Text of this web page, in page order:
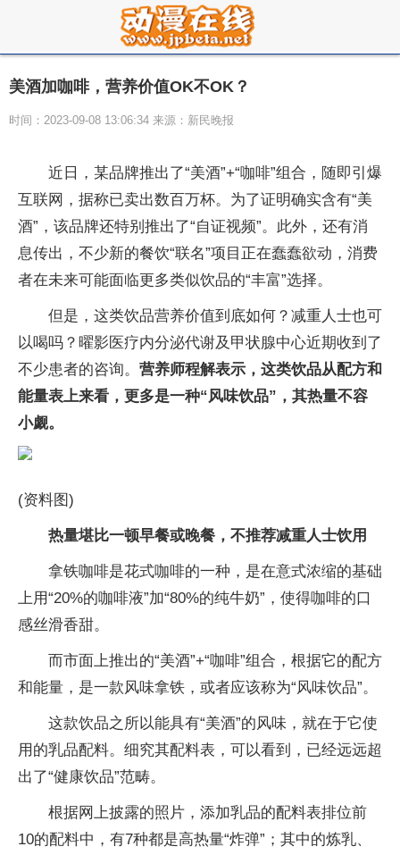
美酒加咖啡，营养价值OK不OK？
时间：2023-09-08 13:06:34 来源：新民晚报
近日，某品牌推出了“美酒”+“咖啡”组合，随即引爆
互联网，据称已卖出数百万杯。为了证明确实含有“美
酒”，该品牌还特别推出了“自证视频”。此外，还有消
息传出，不少新的餐饮“联名”项目正在蠢蠢欲动，消费
者在未来可能面临更多类似饮品的“丰富”选择。
但是，这类饮品营养价值到底如何？减重人士也可
以喝吗？曜影医疗内分泌代谢及甲状腺中心近期收到了
不少患者的咨询。 营养师程解表示，这类饮品从配方和
能量表上来看，更多是一种“风味饮品”，其热量不容
小觑。
(资料图)
热量堪比一顿早餐或晚餐，不推荐减重人士饮用
拿铁咖啡是花式咖啡的一种，是在意式浓缩的基础
上用“20%的咖啡液”加“80%的纯牛奶”，使得咖啡的口
感丝滑香甜。
而市面上推出的“美酒”+“咖啡”组合，根据它的配方
和能量，是一款风味拿铁，或者应该称为“风味饮品”。
这款饮品之所以能具有“美酒”的风味，就在于它使
用的乳品配料。细究其配料表，可以看到，已经远远超
出了“健康饮品”范畴。
根据网上披露的照片，添加乳品的配料表排位前
10的配料中，有7种都是高热量“炸弹”；其中的炼乳、